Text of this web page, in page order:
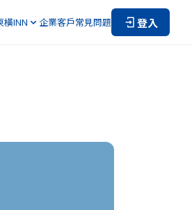
橫INN 企業客戶常見問題 登入